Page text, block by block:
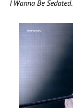
I Wanna Be Sedated.